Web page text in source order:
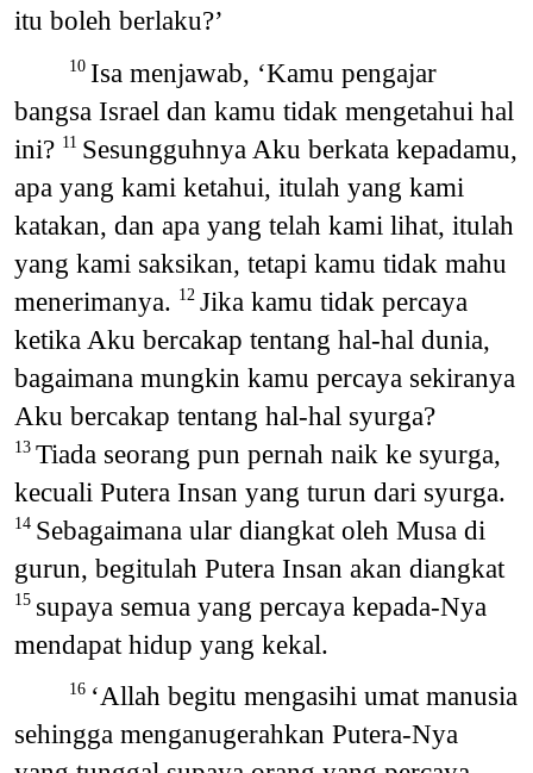
itu boleh berlaku?’
10 Isa menjawab, ‘Kamu pengajar
bangsa Israel dan kamu tidak mengetahui hal
ini? 11 Sesungguhnya Aku berkata kepadamu,
apa yang kami ketahui, itulah yang kami
katakan, dan apa yang telah kami lihat, itulah
yang kami saksikan, tetapi kamu tidak mahu
menerimanya. 12 Jika kamu tidak percaya
ketika Aku bercakap tentang hal-hal dunia,
bagaimana mungkin kamu percaya sekiranya
Aku bercakap tentang hal-hal syurga?
13 Tiada seorang pun pernah naik ke syurga,
kecuali Putera Insan yang turun dari syurga.
14 Sebagaimana ular diangkat oleh Musa di
gurun, begitulah Putera Insan akan diangkat
15 supaya semua yang percaya kepada-Nya
mendapat hidup yang kekal.
16 ‘Allah begitu mengasihi umat manusia
sehingga menganugerahkan Putera-Nya